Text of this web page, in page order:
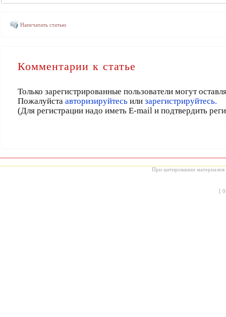
Напечатать статью
Комментарии к статье
Только зарегистрированные пользователи могут
Пожалуйста авторизируйтесьили зарегистрируйтесь.
(Для регистрации надо иметь E-mail и подтвердить
При цитировании материалов
[